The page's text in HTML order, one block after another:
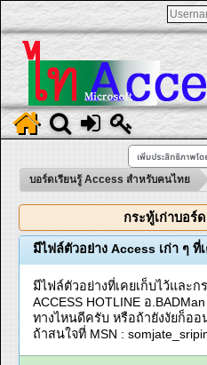
บอร์ดเรียนรู้ Access สำหรับคนไทย
กระทู้เก่าบอร์
มีไฟล์ตัวอย่าง Access เก่า ๆ ที่
มีไฟล์ตัวอย่างที่เคยเก็บไว้และก
ACCESS HOTLINE อ
ทางไหนดีครับ หรือถ้ายังงัยก็ออ
ถ้าสนใจที่ MSN :